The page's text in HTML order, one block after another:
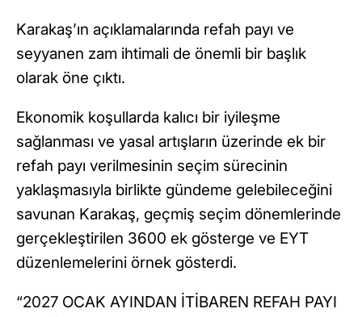
Karakaş’ın açıklamalarında refah payı ve
seyyanen zam ihtimali de önemli bir başlık
olarak öne çıktı.
Ekonomik koşullarda kalıcı bir iyileşme
sağlanması ve yasal artışların üzerinde ek bir
refah payı verilmesinin seçim sürecinin
yaklaşmasıyla birlikte gündeme gelebileceğini
savunan Karakaş, geçmiş seçim dönemlerinde
gerçekleştirilen 3600 ek gösterge ve EYT
düzenlemelerini örnek gösterdi.
“2027 OCAK AYINDAN İTİBAREN REFAH PAYI